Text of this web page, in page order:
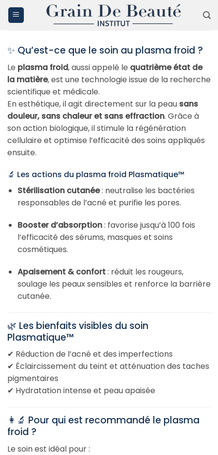
Passer
✨ Qu’est-ce que le soin au plasma froid ?
Le plasma froid, aussi appelé le quatrième état de
la matière, est une technologie issue de la recherche
scientifique et médicale.
En esthétique, il agit directement sur la peau sans
douleur, sans chaleur et sans effraction. Grâce à
son action biologique, il stimule la régénération
cellulaire et optimise l’efficacité des soins appliqués
ensuite.
🔬 Les actions du plasma froid Plasmatique™
Stérilisation cutanée: neutralise les bactéries
responsables de l’acné et purifie les pores.
Booster d’absorption: favorise jusqu’à 100 fois
l’efficacité des sérums, masques et soins
cosmétiques.
Apaisement & confort: réduit les rougeurs,
soulage les peaux sensibles et renforce la barrière
cutanée.
🌿 Les bienfaits visibles du soin
Plasmatique™
✔ Réduction de l’acné et des imperfections
✔ Éclaircissement du teint et atténuation des taches
pigmentaires
✔ Hydratation intense et peau apaisée
👩‍🔬 Pour qui est recommandé le plasma
froid ?
Le soin est idéal pour :